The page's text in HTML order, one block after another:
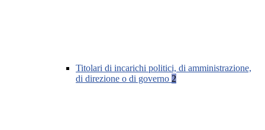
Titolari di incarichi politici, di amministrazione,
di direzione o di governo 2